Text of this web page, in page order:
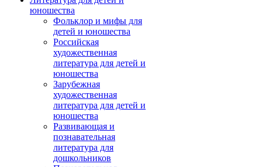
юношества
Фольклор и мифы для
детей и юношества
Российская
художественная
литература для детей и
юношества
Зарубежная
художественная
литература для детей и
юношества
Развивающая и
познавательная
литература для
дошкольников